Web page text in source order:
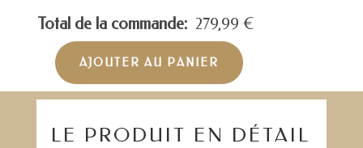
Total de la commande: 279,99 €
quantité
de
MOD.7099
AJOUTER AU PANIER
LE PRODUIT EN DÉTAIL